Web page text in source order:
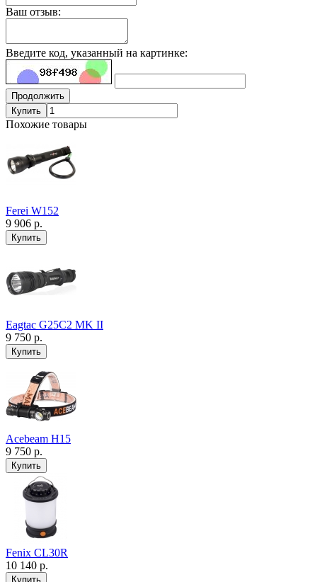
Ваш отзыв:
Введите код, указанный на картинке:
Продолжить
Купить
Похожие товары
Ferei W152
9 906 р.
Eagtac G25C2 MK II
9 750 р.
Acebeam H15
9 750 р.
Fenix CL30R
10 140 р.